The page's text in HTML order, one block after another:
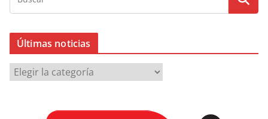
Últimas noticias
Ú